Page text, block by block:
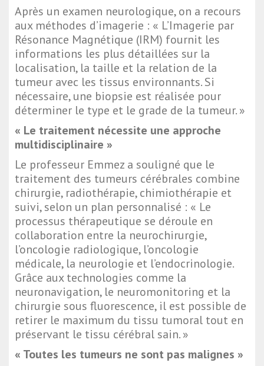
Après un examen neurologique, on a recours
aux méthodes d’imagerie : « L’Imagerie par
Résonance Magnétique (IRM) fournit les
informations les plus détaillées sur la
localisation, la taille et la relation de la
tumeur avec les tissus environnants. Si
nécessaire, une biopsie est réalisée pour
déterminer le type et le grade de la tumeur. »
« Le traitement nécessite une approche
multidisciplinaire »
Le professeur Emmez a souligné que le
traitement des tumeurs cérébrales combine
chirurgie, radiothérapie, chimiothérapie et
suivi, selon un plan personnalisé : « Le
processus thérapeutique se déroule en
collaboration entre la neurochirurgie,
l’oncologie radiologique, l’oncologie
médicale, la neurologie et l’endocrinologie.
Grâce aux technologies comme la
neuronavigation, le neuromonitoring et la
chirurgie sous fluorescence, il est possible de
retirer le maximum du tissu tumoral tout en
préservant le tissu cérébral sain. »
« Toutes les tumeurs ne sont pas malignes »